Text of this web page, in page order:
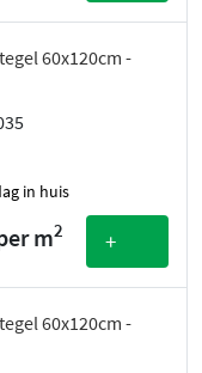
60x120cm -
in huis
m2 +
60x120cm -